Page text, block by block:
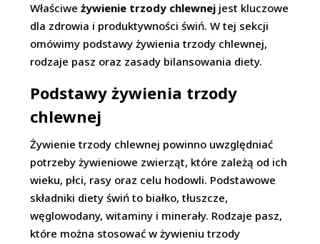
Właściweżywienie trzody chlewnej jest kluczowe
dla zdrowia i produktywności świń. W tej sekcji
omówimy podstawy żywienia trzody chlewnej,
rodzaje pasz oraz zasady bilansowania diety.
Podstawy żywienia trzody
chlewnej
Żywienie trzody chlewnej powinno uwzględniać
potrzeby żywieniowe zwierząt, które zależą od ich
wieku, płci, rasy oraz celu hodowli. Podstawowe
składniki diety świń to białko, tłuszcze,
węglowodany, witaminy i minerały. Rodzaje pasz,
które można stosować w żywieniu trzody